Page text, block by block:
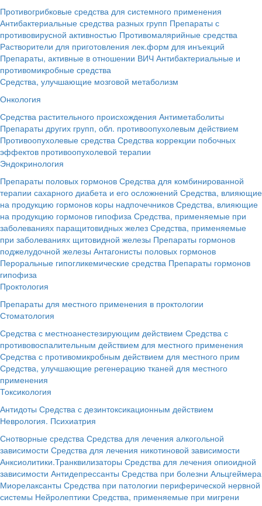
Противогрибковые средства для системного применения
Антибактериальные средства разных групп Препараты с
противовирусной активностью Противомалярийные средства
Растворители для приготовления лек.форм для инъекций
Препараты, активные в отношении ВИЧ Антибактериальные и
противомикробные средства
Средства, улучшающие мозговой метаболизм
Онкология
Средства растительного происхождения Антиметаболиты
Препараты других групп, обл. противоопухолевым действием
Противоопухолевые средства Средства коррекции побочных
эффектов противоопухолевой терапии
Эндокринология
Препараты половых гормонов Средства для комбинированной
терапии сахарного диабета и его осложнений Средства, влияющие
на продукцию гормонов коры надпочечников Средства, влияющие
на продукцию гормонов гипофиза Средства, применяемые при
заболеваниях паращитовидных желез Средства, применяемые
при заболеваниях щитовидной железы Препараты гормонов
поджелудочной железы Антагонисты половых гормонов
Пероральные гипогликемические средства Препараты гормонов
гипофиза
Проктология
Препараты для местного применения в проктологии
Стоматология
Средства с местноанестезирующим действием Средства с
противовоспалительным действием для местного применения
Средства с противомикробным действием для местного прим
Средства, улучшающие регенерацию тканей для местного
применения
Токсикология
Антидоты Средства с дезинтоксикационным действием
Неврология. Психиатрия
Снотворные средства Средства для лечения алкогольной
зависимости Средства для лечения никотиновой зависимости
Анксиолитики.Транквилизаторы Средства для лечения опиоидной
зависимости Антидепрессанты Средства при болезни Альцгеймера
Миорелаксанты Средства при патологии периферической нервной
системы Нейролептики Средства, применяемые при мигрени